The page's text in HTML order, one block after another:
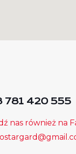
781 420 555
nas również na